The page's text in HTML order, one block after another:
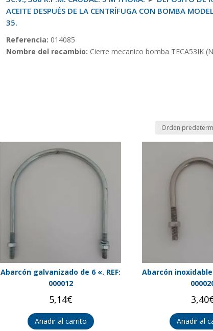
ACEITE DESPUÉS DE LA CENTRÍFUGA CON BOMBA
35.
Referencia: 014085
Nombre del recambio: Cierre mecanico bomba TECA53IK
Abarcón galvanizado de 6 «. REF:
000012
5,14€
Añadir al carrito
Abarcón inoxidable
3,40
Añadir al